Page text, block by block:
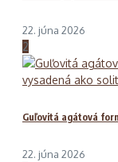
22. júna 2026
2
Guľovitá agátová
22. júna 2026